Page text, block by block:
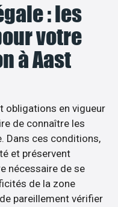
: les
votre
à Aast
obligations en vigueur
de connaître les
Dans ces conditions,
et préservent
nécessaire de se
de la zone
pareillement vérifier